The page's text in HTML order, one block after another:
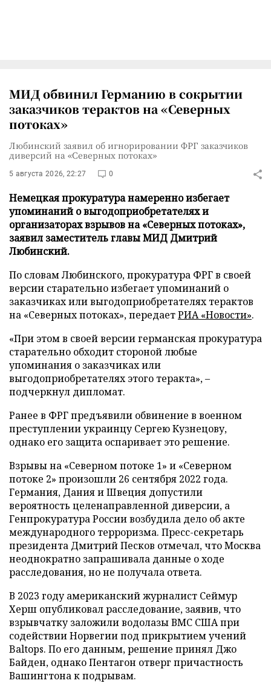
МИД обвинил Германию в сокрытии
заказчиков терактов на «Северных
потоках»
Любинский заявил об игнорировании ФРГ заказчиков
диверсий на «Северных потоках»
5 августа 2026, 22:27 0
Немецкая прокуратура намеренно избегает
упоминаний о выгодоприобретателях и
организаторах взрывов на «Северных потоках»,
заявил заместитель главы МИД Дмитрий
Любинский.
По словам Любинского, прокуратура ФРГ в своей
версии старательно избегает упоминаний о
заказчиках или выгодоприобретателях терактов
на «Северных потоках», передаетРИА «Новости».
«При этом в своей версии германская прокуратура
старательно обходит стороной любые
упоминания о заказчиках или
выгодоприобретателях этого теракта», –
подчеркнул дипломат.
Ранее в ФРГ предъявили обвинение в военном
преступлении украинцу Сергею Кузнецову,
однако его защита оспаривает это решение.
Взрывы на «Северном потоке 1» и «Северном
потоке 2» произошли 26 сентября 2022 года.
Германия, Дания и Швеция допустили
вероятность целенаправленной диверсии, а
Генпрокуратура России возбудила дело об акте
международного терроризма. Пресс-секретарь
президента Дмитрий Песков отмечал, что Москва
неоднократно запрашивала данные о ходе
расследования, но не получала ответа.
В 2023 году американский журналист Сеймур
Херш опубликовал расследование, заявив, что
взрывчатку заложили водолазы ВМС США при
содействии Норвегии под прикрытием учений
Baltops. По его данным, решение принял Джо
Байден, однако Пентагон отверг причастность
Вашингтона к подрывам.